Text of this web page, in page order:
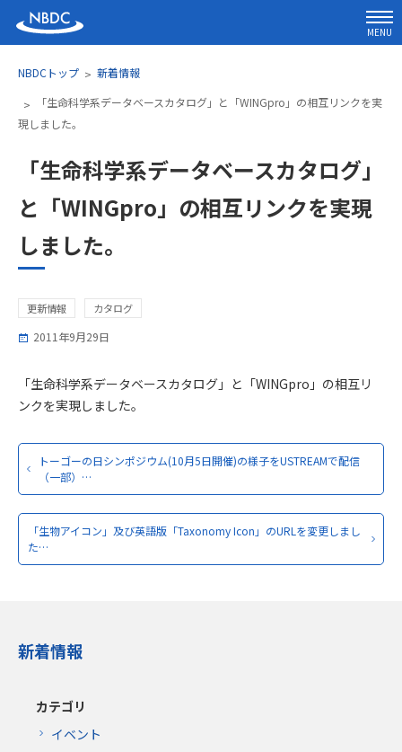
MENU
NBDCトップ
新着情報
「生命科学系データベースカタログ」と「WINGpro」の相互リンクを実
現しました。
「生命科学系データベースカタログ」
と「WINGpro」の相互リンクを実現
しました。
更新情報 カタログ
2011年9月29日
「生命科学系データベースカタログ」と「WINGpro」の相互リ
ンクを実現しました。
トーゴーの日シンポジウム(10月5日開催)の様子をUSTREAMで配信
（一部）…
「生物アイコン」及び英語版「Taxonomy Icon」のURLを変更しまし
た…
新着情報
カテゴリ
イベント